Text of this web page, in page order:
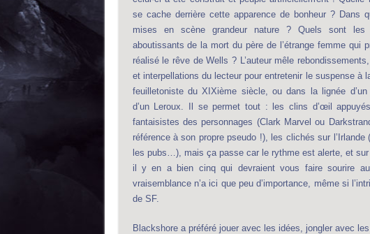
se cache derrière cette apparence de bonheur ? Dans
mises en scène grandeur nature ? Quels sont les
aboutissants de la mort du père de l’étrange femme qui
réalisé le rêve de Wells ? L’auteur mêle
et interpellations du lecteur pour entretenir le suspense à
feuilletoniste du XIXième siècle, ou dans la lignée d’un
d’un Leroux. Il se permet tout : les clins d’œil
fantaisistes des personnages (Clark Marvel ou
référence à son propre pseudo !), les clichés sur l’Irlande
les pubs…), mais ça passe car le rythme est alerte, et sur
il y en a bien cinq qui devraient vous faire sourire
vraisemblance n’a ici que peu d’importance, même si
de SF.
Blackshore a préféré jouer avec les idées, jongler avec